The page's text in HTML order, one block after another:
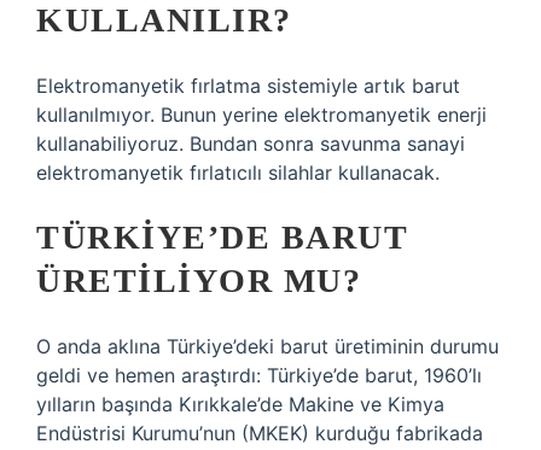
KULLANILIR?
Elektromanyetik fırlatma sistemiyle artık barut
kullanılmıyor. Bunun yerine elektromanyetik enerji
kullanabiliyoruz. Bundan sonra savunma sanayi
elektromanyetik fırlatıcılı silahlar kullanacak.
TÜRKIYE’DE BARUT
ÜRETILIYOR MU?
O anda aklına Türkiye’deki barut üretiminin durumu
geldi ve hemen araştırdı: Türkiye’de barut, 1960’lı
yılların başında Kırıkkale’de Makine ve Kimya
Endüstrisi Kurumu’nun (MKEK) kurduğu fabrikada